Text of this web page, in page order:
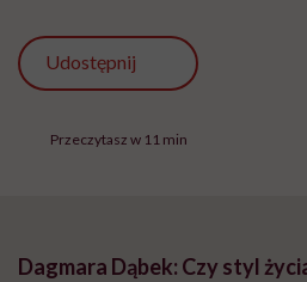
Udostępnij
Przeczytasz w 11 min
Dagmara Dąbek: Czy styl